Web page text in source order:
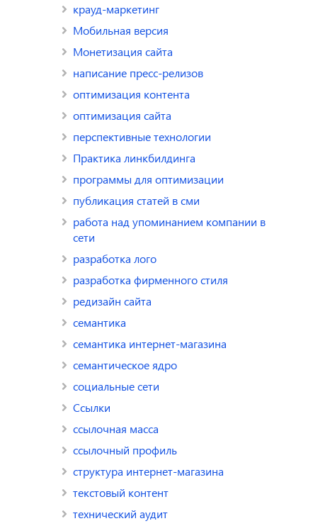
крауд-маркетинг
Мобильная версия
Монетизация сайта
написание пресс-релизов
оптимизация контента
оптимизация сайта
перспективные технологии
Практика линкбилдинга
программы для оптимизации
публикация статей в сми
работа над упоминанием компании в
сети
разработка лого
разработка фирменного стиля
редизайн сайта
семантика
семантика интернет-магазина
семантическое ядро
социальные сети
Ссылки
ссылочная масса
ссылочный профиль
структура интернет-магазина
текстовый контент
технический аудит